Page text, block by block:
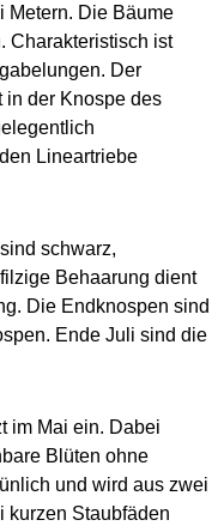
Metern. Die Bäume
Charakteristisch ist
Der
in der Knospe des
Lineartriebe
schwarz,
Behaarung dient
Die Endknospen sind
Ende Juli sind die
im Mai ein. Dabei
Blüten ohne
und wird aus zwei
kurzen Staubfäden